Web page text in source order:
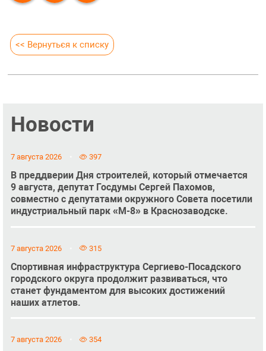
<< Вернуться к списку
Новости
7 августа 2026 397
В преддверии Дня строителей, который отмечается
9 августа, депутат Госдумы Сергей Пахомов,
совместно с депутатами окружного Совета посетили
индустриальный парк «М-8» в Краснозаводске.
7 августа 2026 315
Спортивная инфраструктура Сергиево-Посадского
городского округа продолжит развиваться, что
станет фундаментом для высоких достижений
наших атлетов.
7 августа 2026 354